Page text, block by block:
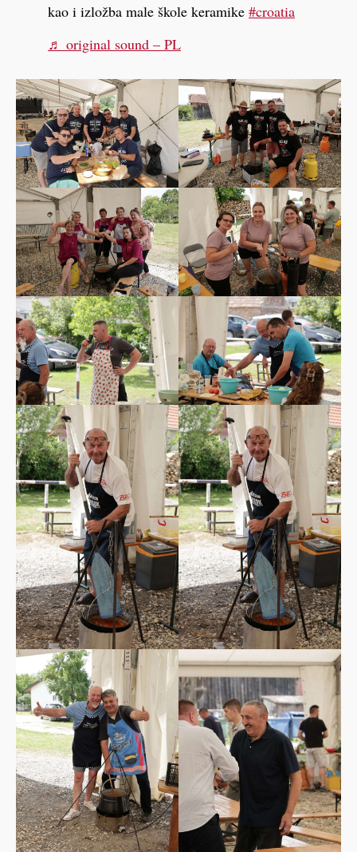
kao i izložba male škole keramike #croatia
♬ original sound – PL